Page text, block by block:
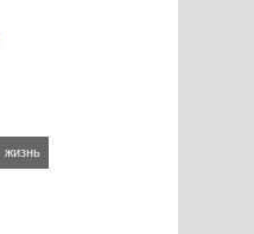
жизнь